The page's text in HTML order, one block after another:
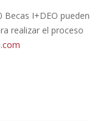
I+DEO pueden
realizar el proceso